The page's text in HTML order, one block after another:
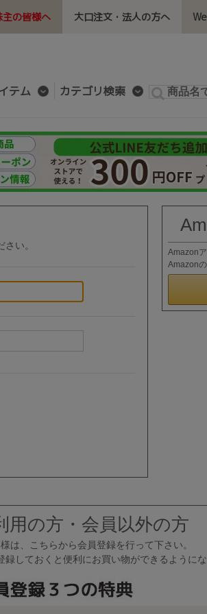
主の皆様へ 大口注文・法人の方へ
テム カテゴリ検索
い。
Amazon
Amazon
用の方・会員以外の方
は、こちらから会員登録を行って下さい。
録しておくと便利にお買い物ができるように